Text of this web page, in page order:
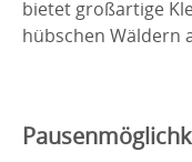
bietet großartige
hübschen Wäldern